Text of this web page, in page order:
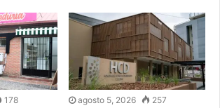
178 agosto 5, 2026 257